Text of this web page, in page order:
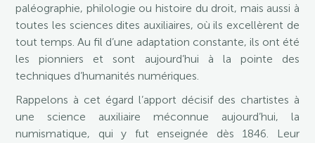
paléographie, philologie ou histoire du droit, mais aussi à
toutes les sciences dites auxiliaires, où ils excellèrent de
tout temps. Au fil d’une adaptation constante, ils ont été
les pionniers et sont aujourd’hui à la pointe des
techniques d’humanités numériques.
Rappelons à cet égard l’apport décisif des chartistes à
une science auxiliaire méconnue aujourd’hui, la
numismatique, qui y fut enseignée dès 1846. Leur